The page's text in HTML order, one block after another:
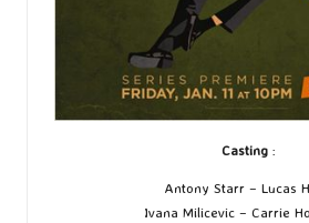
Casting:
Antony Starr – Lucas
Ivana Milicevic – Carrie